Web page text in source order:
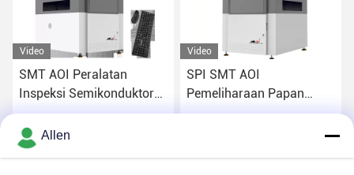
Video
SMT AOI Peralatan
Inspeksi Semikonduktor
Visi Otomatis
Dapatkan Harga Terbaik
Video
SPI SMT AOI
Pemeliharaan Papan
Sirkuit Mesin Untuk
Allen